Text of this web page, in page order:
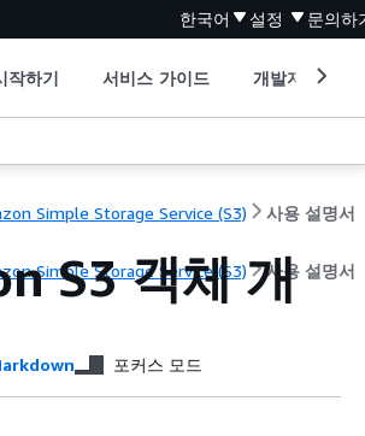
한국어 설정 문의하
작하기 서비스 가이드 개발자 도구
Simple Storage Service (S3) 사용 설명서
Simple Storage Service (S3) 사용 설명서
S3 객체 개
포커스 모드